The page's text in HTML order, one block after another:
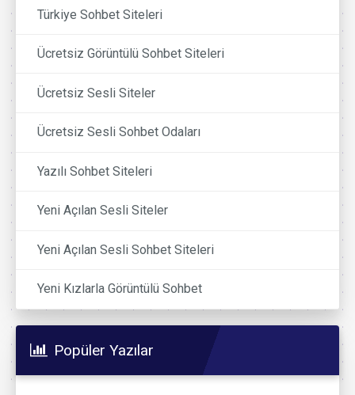
Türkiye Sohbet Siteleri
Ücretsiz Görüntülü Sohbet Siteleri
Ücretsiz Sesli Siteler
Ücretsiz Sesli Sohbet Odaları
Yazılı Sohbet Siteleri
Yeni Açılan Sesli Siteler
Yeni Açılan Sesli Sohbet Siteleri
Yeni Kızlarla Görüntülü Sohbet
Popüler Yazılar